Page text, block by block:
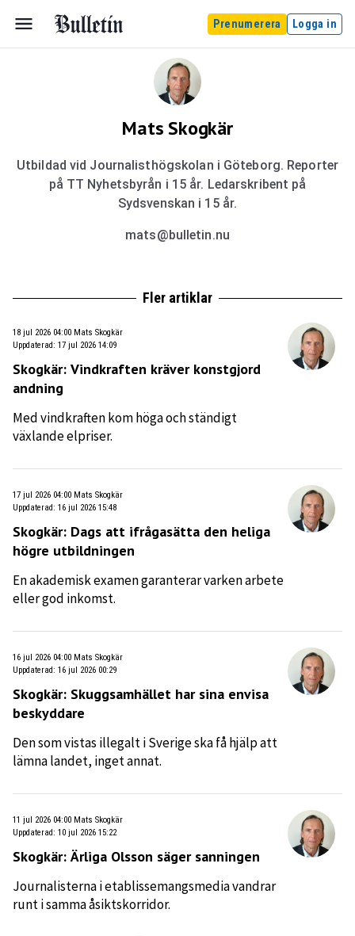
Prenumerera Logga in
Mats Skogkär
Utbildad vid Journalisthögskolan i Göteborg. Reporter
på TT Nyhetsbyrån i 15 år. Ledarskribent på
Sydsvenskan i 15 år.
mats@bulletin.nu
Fler artiklar
18 jul 2026 04:00 Mats Skogkär
Uppdaterad: 17 jul 2026 14:09
Skogkär: Vindkraften kräver konstgjord
andning
Med vindkraften kom höga och ständigt
växlande elpriser.
17 jul 2026 04:00 Mats Skogkär
Uppdaterad: 16 jul 2026 15:48
Skogkär: Dags att ifrågasätta den heliga
högre utbildningen
En akademisk examen garanterar varken arbete
eller god inkomst.
16 jul 2026 04:00 Mats Skogkär
Uppdaterad: 16 jul 2026 00:29
Skogkär: Skuggsamhället har sina envisa
beskyddare
Den som vistas illegalt i Sverige ska få hjälp att
lämna landet, inget annat.
11 jul 2026 04:00 Mats Skogkär
Uppdaterad: 10 jul 2026 15:22
Skogkär: Ärliga Olsson säger sanningen
Journalisterna i etablissemangsmedia vandrar
runt i samma åsiktskorridor.